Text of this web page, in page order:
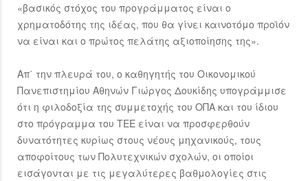
«βασικός στόχος του προγράμματος είναι ο
χρηματοδότης της ιδέας, που θα γίνει καινοτόμο προϊόν
να είναι και ο πρώτος πελάτης αξιοποίησης της».
Απ΄ την πλευρά του, ο καθηγητής του Οικονομικού
Πανεπιστημίου Αθηνών Γιώργος Δουκίδης υπογράμμισε
ότι η φιλοδοξία της συμμετοχής του ΟΠΑ και του ίδιου
στο πρόγραμμα του ΤΕΕ είναι να προσφερθούν
δυνατότητες κυρίως στους νέους μηχανικούς, τους
αποφοίτους των Πολυτεχνικών σχολών, οι οποίοι
εισάγονται με τις μεγαλύτερες βαθμολογίες στις